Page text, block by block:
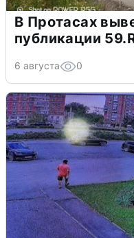
В Протасах
публикации
6 августа 0